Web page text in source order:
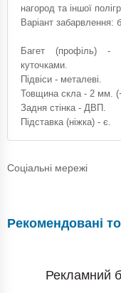
нагород та іншої
Варіант забарвлення:
Багет (профіль) -
куточками.
Підвіси - металеві.
Товщина скла - 2 мм.
Задня стінка - ДВП.
Підставка (ніжка) - є.
Соціальні мережі
Рекомендовані
Рекламний